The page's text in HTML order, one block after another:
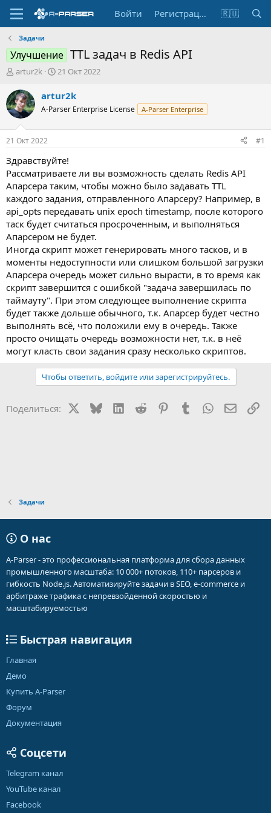
Войти Регистрация 🇷🇺
Задачи
Улучшение TTL задач в Redis API
А
т
о
р
т
е
м
ы
artur2k
Д
т
н
а
л
21 Окт 2022
artur2k
A-Parser Enterprise License A-Parser Enterprise
21 Окт 2022 #1
Здравствуйте!
Рассматриваете ли вы возможность сделать Redis API
Апарсера таким, чтобы можно было задавать TTL
каждого задания, отправленного Апарсеру? Например, в
api_opts передавать unix epoch timestamp, после которого
таск будет считаться просроченным, и выполняться
Апарсером не будет.
Иногда скрипт может генерировать много тасков, и в
моменты недоступности или слишком большой загрузки
Апарсера очередь может сильно вырасти, в то время как
скрипт завершится с ошибкой "задача завершилась по
таймауту". При этом следующее выполнение скрипта
будет также дольше обычного, т.к. Апарсер будет честно
выполнять всё, что положили ему в очередь. Также
просто очищать очередь возможности нет, т.к. в неё
могут класть свои задания сразу несколько скриптов.
Чтобы ответить, войдите или зарегистрируйтесь.
Поделиться: BlueskyLinkedIn
Reddit PinterestTumblr WhatsApp
Задачи
О нас
A-Parser - это профессиональная платформа для сбора данных
промышленного масштаба: 10 000+ потоков, 110+ парсеров и
гибкость Node.js. Автоматизируйте задачи в SEO, e-commerce и
арбитраже трафика с непревзойденной скоростью и
масштабируемостью
Быстрая навигация
Главная
Демо
Купить A-Parser
Форум
Документация
Соцсети
Telegram канал
YouTube канал
Facebook